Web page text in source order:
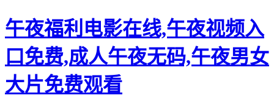
午夜福利电影在线,午夜视频入
口免费,成人午夜无码,午夜男女
大片免费观看